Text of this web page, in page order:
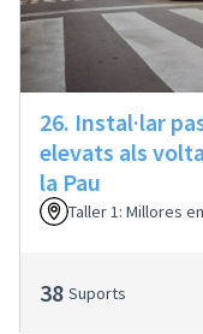
26. Instal·lar
elevats als
la Pau
Taller 1: Millores
38 Suports